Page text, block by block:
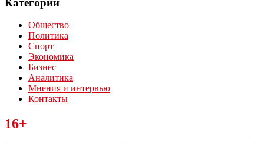
Общество
Политика
Спорт
Экономика
Бизнес
Аналитика
Мнения и интервью
Контакты
Читайте последние новости дня в Тульской области на сайте
“ЗаНовомосковск”
16+